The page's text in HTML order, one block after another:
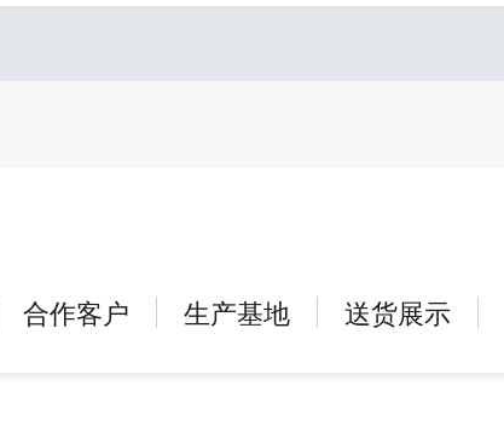
合作客户 生产基地 送货展示